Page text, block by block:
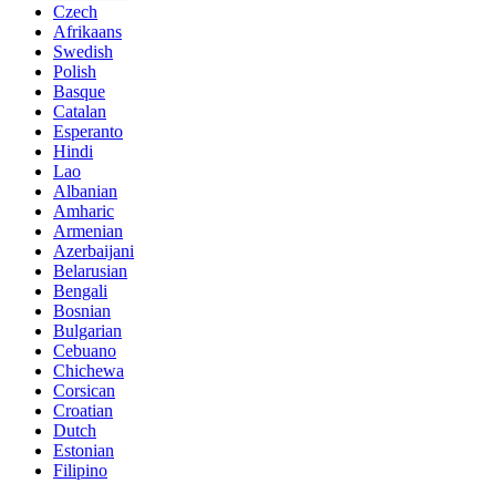
Czech
Afrikaans
Swedish
Polish
Basque
Catalan
Esperanto
Hindi
Lao
Albanian
Amharic
Armenian
Azerbaijani
Belarusian
Bengali
Bosnian
Bulgarian
Cebuano
Chichewa
Corsican
Croatian
Dutch
Estonian
Filipino